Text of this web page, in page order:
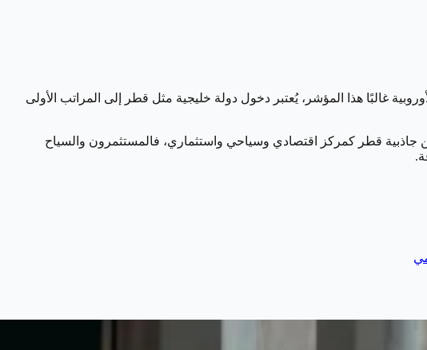
غالبًا هذا المؤشر، يُعتبر دخول دولة خليجية مثل قطر إلى المراتب الأولى
جاذبية قطر كمركز اقتصادي وسياحي واستثماري، فالمستثمرون والسياح